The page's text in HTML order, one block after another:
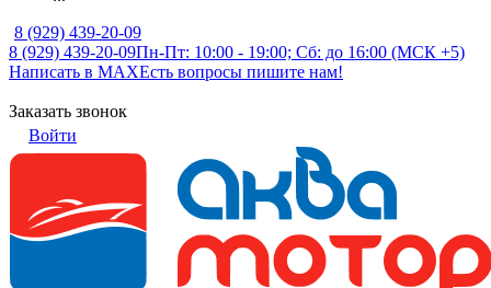
8 (929) 439-20-09
8 (929) 439-20-09Пн-Пт: 10:00 - 19:00; Сб: до 16:00 (МСК +5)
Написать в MAXЕсть вопросы пишите нам!
Заказать звонок
Войти